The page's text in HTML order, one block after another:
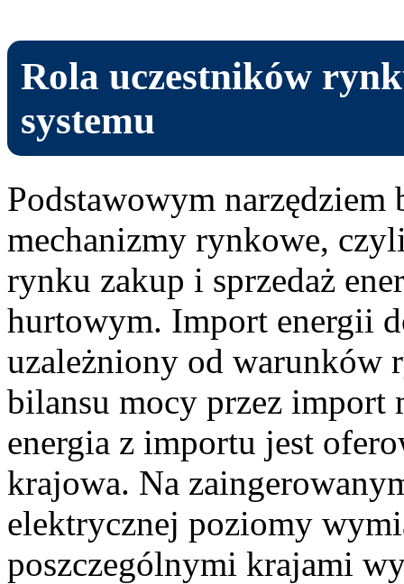
Rola uczestników
systemu
Podstawowym narzędziem
mechanizmy rynkowe,
rynku zakup i sprzedaż
hurtowym. Import energii
uzależniony od warunków
bilansu mocy przez import
energia z importu jest
krajowa. Na
elektrycznej poziomy
poszczególnymi krajami